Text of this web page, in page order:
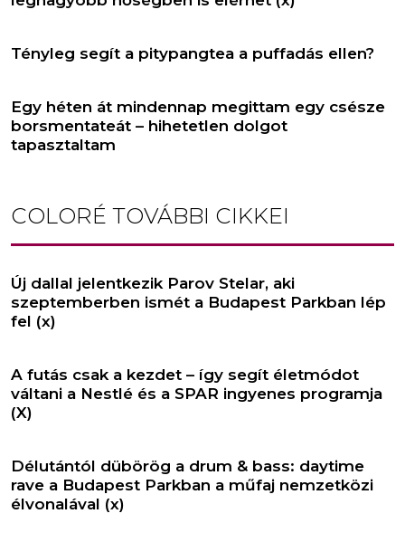
Tényleg segít a pitypangtea a puffadás ellen?
Egy héten át mindennap megittam egy csésze
borsmentateát – hihetetlen dolgot
tapasztaltam
COLORÉ TOVÁBBI CIKKEI
Új dallal jelentkezik Parov Stelar, aki
szeptemberben ismét a Budapest Parkban lép
fel (x)
A futás csak a kezdet – így segít életmódot
váltani a Nestlé és a SPAR ingyenes programja
(X)
Délutántól dübörög a drum & bass: daytime
rave a Budapest Parkban a műfaj nemzetközi
élvonalával (x)